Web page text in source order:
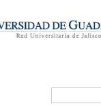
contenido
principal
Buscar